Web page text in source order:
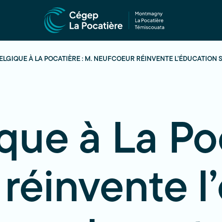
À LA POCATIÈRE : M. NEUFCOEUR RÉINVENTE L’ÉDUCATION
à La